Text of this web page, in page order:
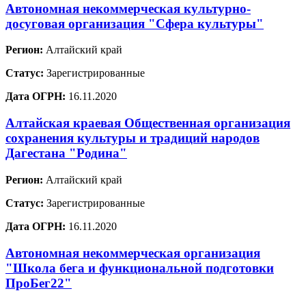
Автономная некоммерческая культурно-
досуговая организация "Сфера культуры"
Регион: Алтайский край
Статус: Зарегистрированные
Дата ОГРН: 16.11.2020
Алтайская краевая Общественная организация
сохранения культуры и традиций народов
Дагестана "Родина"
Регион: Алтайский край
Статус: Зарегистрированные
Дата ОГРН: 16.11.2020
Автономная некоммерческая организация
"Школа бега и функциональной подготовки
ПроБег22"